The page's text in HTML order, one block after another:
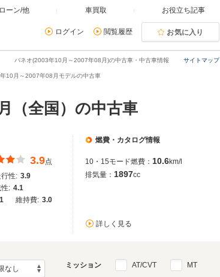
ーン/他 車買取 お役立ち記事
ログイン 閲覧履歴 お気に入り
サイトマップ
バネオ(2003年10月～2007年08月)の中古車・中古車情報
10月～2007年08月モデルの中古車
（全国）の中古車
3.9点
行性: 3.9
: 4.1
維持費: 3.0
燃費・カタログ情報
10・15モード燃費： 10.6km/l
排気量： 1897cc
詳しく見る
ミッション AT/CVT MT